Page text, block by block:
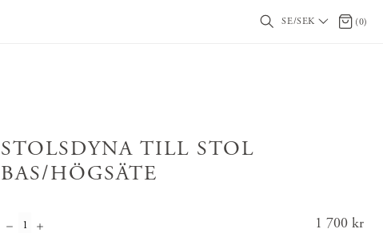
SE/SEK 0 (0)
STOLSDYNA TILL STOL
BAS/HÖGSÄTE
Pris:
1 700 kr